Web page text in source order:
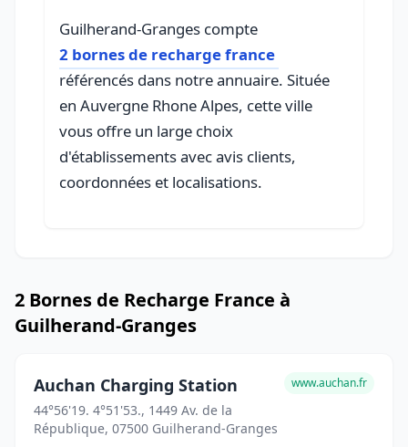
Guilherand-Granges compte
2 bornes de recharge france
référencés dans notre annuaire. Située
en Auvergne Rhone Alpes, cette ville
vous offre un large choix
d'établissements avec avis clients,
coordonnées et localisations.
2 Bornes de Recharge France à
Guilherand-Granges
Auchan Charging Station
44°56'19. 4°51'53., 1449 Av. de la
République, 07500 Guilherand-Granges
www.auchan.fr